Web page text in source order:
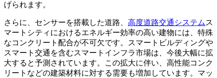
げられます。
さらに、センサーを搭載した道路、 高度道路交通システム ス
マートシティにおけるエネルギー効率の高い建物には、特殊
なコンクリート配合が不可欠です。スマートビルディングや
スマート交通を含むスマートインフラ市場は、今後大幅に拡
大すると予測されています。この拡大に伴い、高性能コンク
リートなどの建築材料に対する需要も増加しています。マッ